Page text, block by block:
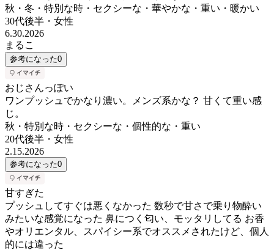
秋・冬・特別な時・セクシーな・華やかな・重い・暖かい
30代後半 ・ 女性
6.30.2026
まるこ
参考になった0
おじさんっぽい
ワンプッシュでかなり濃い。メンズ系かな？ 甘くて重い感
じ。
秋・特別な時・セクシーな・個性的な・重い
20代後半 ・ 女性
2.15.2026
参考になった0
甘すぎた
プッシュしてすぐは悪くなかった 数秒で甘さで乗り物酔い
みたいな感覚になった 鼻につく匂い、モッタリしてる お香
やオリエンタル、スパイシー系でオススメされたけど、個人
的には違った